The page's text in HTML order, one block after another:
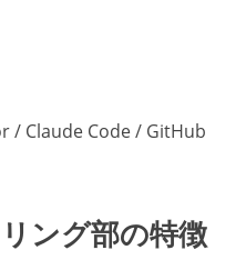
/ Claude Code / GitHub
ング部の特徴